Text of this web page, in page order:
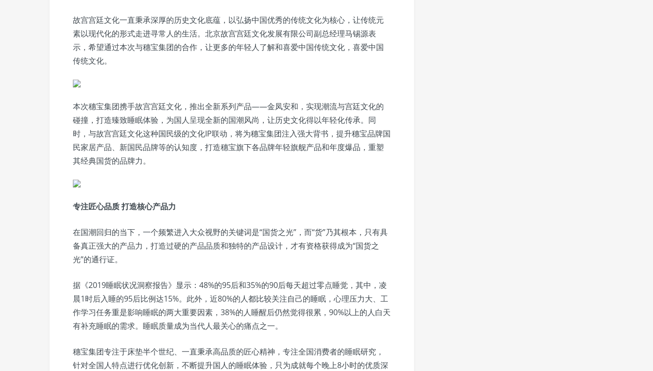
故宫宫廷文化一直秉承深厚的历史文化底蕴，以弘扬中国优秀的传统文化为核心，让传统元
素以现代化的形式走进寻常人的生活。北京故宫宫廷文化发展有限公司副总经理马锡源表
示，希望通过本次与穗宝集团的合作，让更多的年轻人了解和喜爱中国传统文化，喜爱中国
传统文化。
本次穗宝集团携手故宫宫廷文化，推出全新系列产品——金凤安和，实现潮流与宫廷文化的
碰撞，打造臻致睡眠体验，为国人呈现全新的国潮风尚，让历史文化得以年轻化传承。同
时，与故宫宫廷文化这种国民级的文化IP联动，将为穗宝集团注入强大背书，提升穗宝品牌国
民家居产品、新国民品牌等的认知度，打造穗宝旗下各品牌年轻旗舰产品和年度爆品，重塑
其经典国货的品牌力。
专注匠心品质 打造核心产品力
在国潮回归的当下，一个频繁进入大众视野的关键词是“国货之光”，而“货”乃其根本，只有具
备真正强大的产品力，打造过硬的产品品质和独特的产品设计，才有资格获得成为“国货之
光”的通行证。
据《2019睡眠状况洞察报告》显示：48%的95后和35%的90后每天超过零点睡觉，其中，凌
晨1时后入睡的95后比例达15%。此外，近80%的人都比较关注自己的睡眠，心理压力大、工
作学习任务重是影响睡眠的两大重要因素，38%的人睡醒后仍然觉得很累，90%以上的人白天
有补充睡眠的需求。睡眠质量成为当代人最关心的痛点之一。
穗宝集团专注于床垫半个世纪、一直秉承高品质的匠心精神，专注全国消费者的睡眠研究，
针对全国人特点进行优化创新，不断提升国人的睡眠体验，只为成就每个晚上8小时的优质深